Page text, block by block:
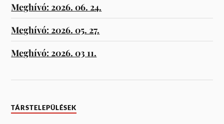
Meghívó: 2026. 06. 24.
Meghívó: 2026. 05. 27.
Meghívó: 2026. 03 11.
TÁRSTELEPÜLÉSEK